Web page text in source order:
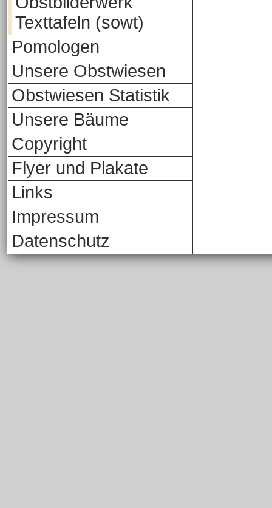
Texttafeln (sowt)
Pomologen
Unsere Obstwiesen
Obstwiesen Statistik
Unsere Bäume
Copyright
Flyer und Plakate
Links
Impressum
Datenschutz